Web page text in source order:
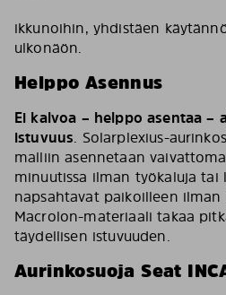
ikkunoihin, yhdistäen
ulkonäön.
Helppo Asennus
Ei kalvoa – helppo asentaa –
istuvuus. Solarplexius-
malliin asennetaan
minuutissa ilman työkaluja tai
napsahtavat paikoilleen ilman
Macrolon-materiaali takaa
täydellisen istuvuuden.
Aurinkosuoja Seat